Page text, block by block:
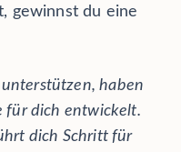
gewinnst du eine
haben
für dich entwickelt.
dich Schritt für